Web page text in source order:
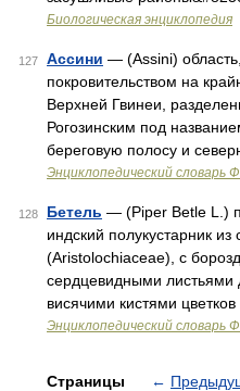
Биологическая энциклопедия
127 Ассини — (Assini)
покровительством на
Верхней Гвинеи,
Рогозинским под
береговую полосу и
Энциклопедический словарь
128 Бетель — (Piper Betle L.)
индский полукустарник
(Aristolochiaceae), с
сердцевидными
висячими кистями
Энциклопедический словарь
Страницы ←